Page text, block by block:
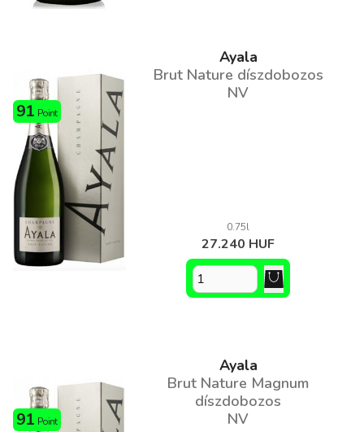
91 Point
Ayala
Brut Nature díszdobozos
NV
0.75l
27.240 HUF
91 Point
Ayala
Brut Nature Magnum
díszdobozos
NV